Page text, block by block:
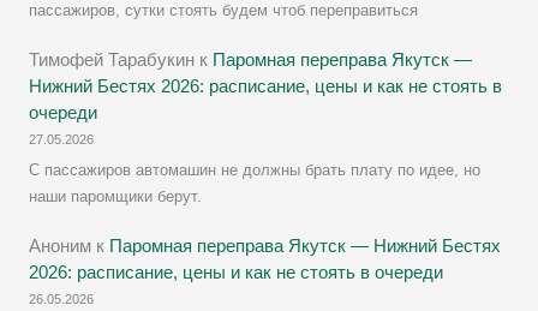
пассажиров, сутки стоять будем чтоб переправиться
Тимофей Тарабукин к Паромная переправа Якутск —
Нижний Бестях 2026: расписание, цены и как не стоять в
очереди
27.05.2026
С пассажиров автомашин не должны брать плату по идее, но
наши паромщики берут.
Аноним к Паромная переправа Якутск — Нижний Бестях
2026: расписание, цены и как не стоять в очереди
26.05.2026